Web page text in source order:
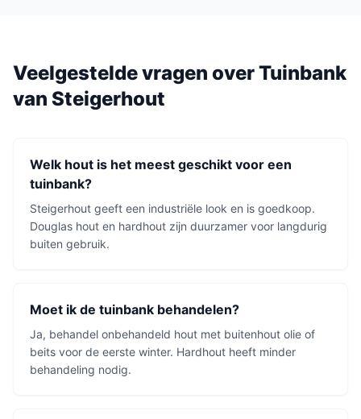
Veelgestelde vragen overTuinbank
van Steigerhout
Welk hout is het meest geschikt voor een
tuinbank?
Steigerhout geeft een industriële look en is goedkoop.
Douglas hout en hardhout zijn duurzamer voor langdurig
buiten gebruik.
Moet ik de tuinbank behandelen?
Ja, behandel onbehandeld hout met buitenhout olie of
beits voor de eerste winter. Hardhout heeft minder
behandeling nodig.